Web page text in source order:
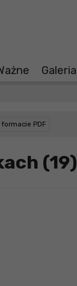
Galeria
PDF
(19)